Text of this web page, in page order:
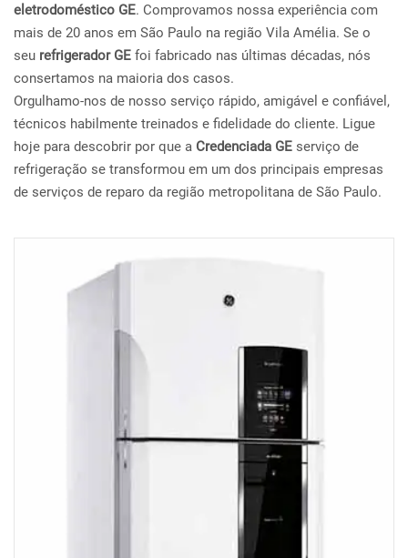
eletrodoméstico GE. Comprovamos nossa experiência com
mais de 20 anos em São Paulo na região Vila Amélia. Se o
seu refrigerador GE foi fabricado nas últimas décadas, nós
consertamos na maioria dos casos.
Orgulhamo-nos de nosso serviço rápido, amigável e confiável,
técnicos habilmente treinados e fidelidade do cliente. Ligue
hoje para descobrir por que a Credenciada GE serviço de
refrigeração se transformou em um dos principais empresas
de serviços de reparo da região metropolitana de São Paulo.